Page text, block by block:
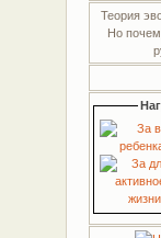
Теория
Но